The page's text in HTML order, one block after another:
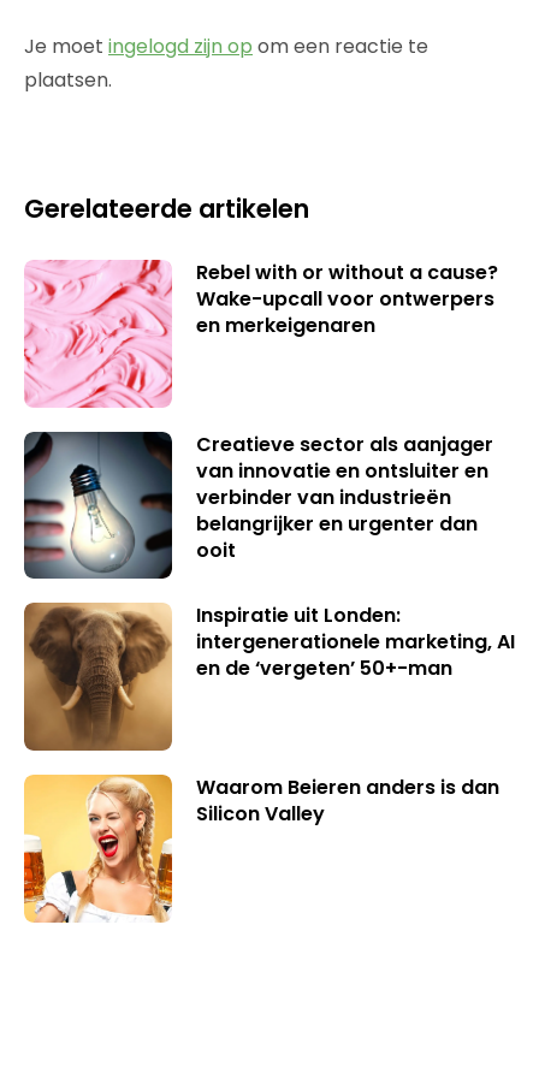
Je moet ingelogd zijn op om een reactie te
plaatsen.
Gerelateerde artikelen
Rebel with or without a cause?
Wake-upcall voor ontwerpers
en merkeigenaren
Creatieve sector als aanjager
van innovatie en ontsluiter en
verbinder van industrieën
belangrijker en urgenter dan
ooit
Inspiratie uit Londen:
intergenerationele marketing, AI
en de ‘vergeten’ 50+-man
Waarom Beieren anders is dan
Silicon Valley